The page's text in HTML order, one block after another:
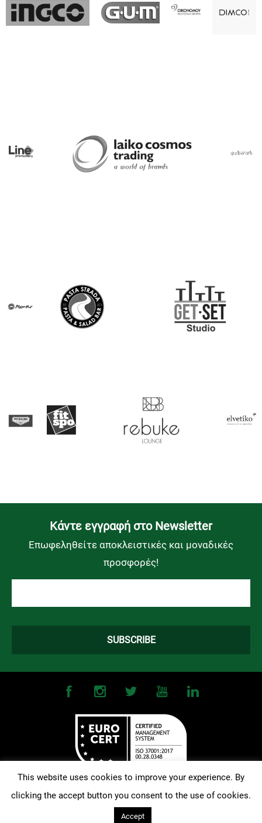
Kάντε εγγραφή στο Newsletter
Επωφεληθείτε αποκλειστικές και μοναδικές
προσφορές!
©2026OMONOIA FC. All Rights Reserved | Terms and Conditions|
| Designed and Developed by
This website uses cookies to improve your experience. By
clicking the accept button you consent to the use of cookies.
Accept